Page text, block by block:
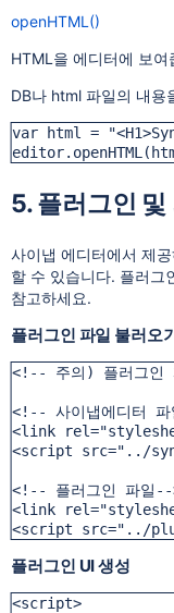
openHTML()
HTML을 에디터에 보여
DB나 html 파일의 내용
var html =
5. 플러그인
사이냅 에디터에서 제
할 수 있습니다. 플러그
참고하세요.
플러그인 파일 불러오
<!-- 주의) 플러그인
<!-- 사이냅에디터
<link
<script src="../
<!-- 플러그인 파일--
<link
<script src="../
플러그인 UI 생성
<script>